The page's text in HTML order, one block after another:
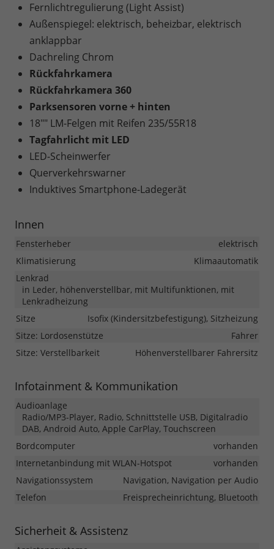
Fernlichtregulierung (Light Assist)
Außenspiegel: elektrisch, beheizbar, elektrisch
anklappbar
Dachreling Chrom
Rückfahrkamera
Rückfahrkamera 360
Parksensoren vorne + hinten
18"" LM-Felgen mit Reifen 235/55R18
Tagfahrlicht mit LED
LED-Scheinwerfer
Querverkehrswarner
Induktives Smartphone-Ladegerät
Innen
Fensterheber
elektrisch
Klimatisierung
Klimaautomatik
Lenkrad
in Leder, höhenverstellbar, mit Multifunktionen, mit
Lenkradheizung
Sitze
Isofix (Kindersitzbefestigung), Sitzheizung
Sitze: Lordosenstütze
Fahrer
Sitze: Verstellbarkeit
Höhenverstellbarer Fahrersitz
Infotainment & Kommunikation
Audioanlage
Radio/MP3-Player, Radio, Schnittstelle USB, Digitalradio
DAB, Android Auto, Apple CarPlay, Touchscreen
Bordcomputer
vorhanden
Internetanbindung mit WLAN-Hotspot
vorhanden
Navigationssystem
Navigation, Navigation per Audio
Telefon
Freisprecheinrichtung, Bluetooth
Sicherheit & Assistenz